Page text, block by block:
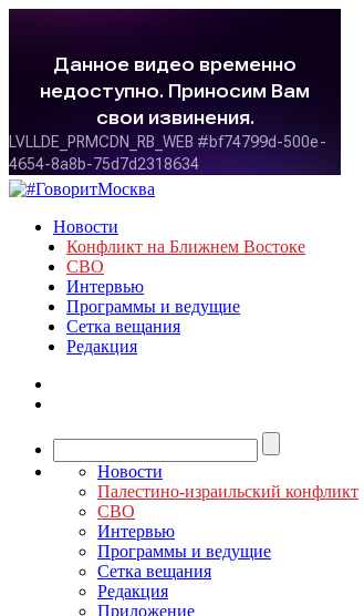
Новости
Конфликт на Ближнем Востоке
СВО
Интервью
Программы и ведущие
Сетка вещания
Редакция
Новости
Палестино-израильский конфликт
СВО
Интервью
Программы и ведущие
Сетка вещания
Редакция
Приложение